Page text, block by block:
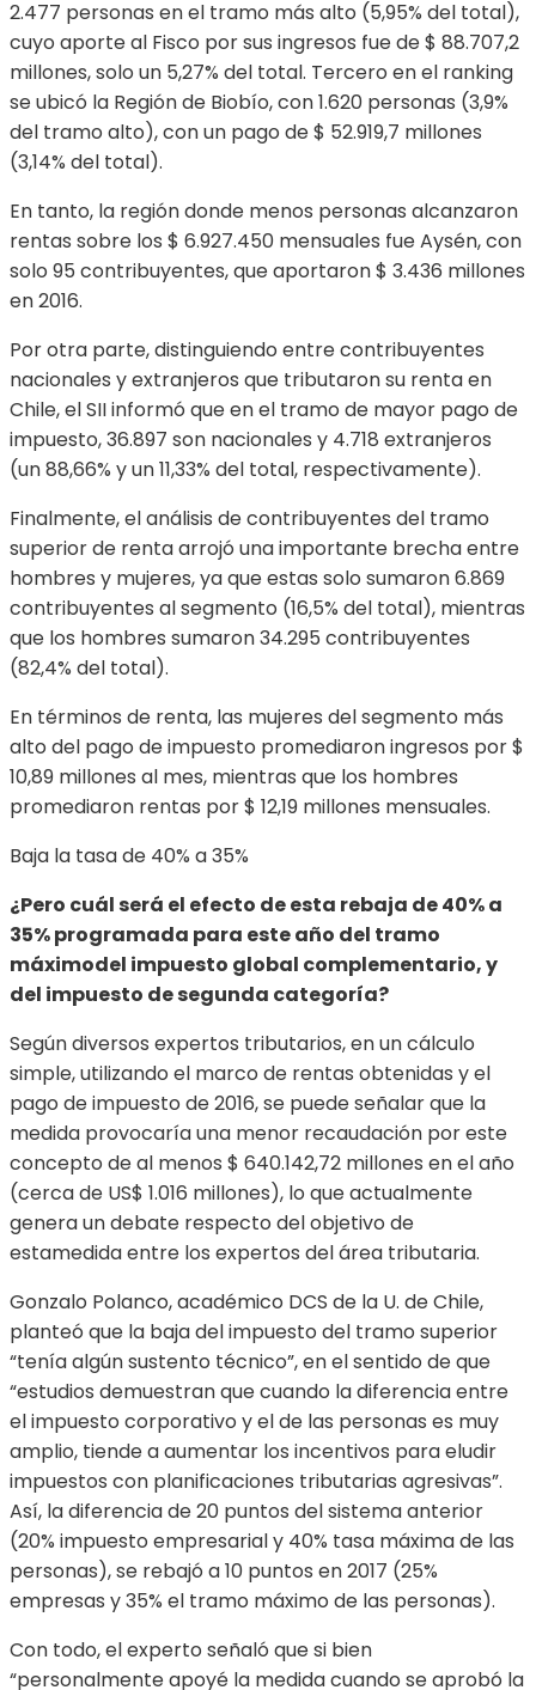
2.477 personas en el tramo más alto (5,95% del total),
cuyo aporte al Fisco por sus ingresos fue de $ 88.707,2
millones, solo un 5,27% del total. Tercero en el ranking
se ubicó la Región de Biobío, con 1.620 personas (3,9%
del tramo alto), con un pago de $ 52.919,7 millones
(3,14% del total).
En tanto, la región donde menos personas alcanzaron
rentas sobre los $ 6.927.450 mensuales fue Aysén, con
solo 95 contribuyentes, que aportaron $ 3.436 millones
en 2016.
Por otra parte, distinguiendo entre contribuyentes
nacionales y extranjeros que tributaron su renta en
Chile, el SII informó que en el tramo de mayor pago de
impuesto, 36.897 son nacionales y 4.718 extranjeros
(un 88,66% y un 11,33% del total, respectivamente).
Finalmente, el análisis de contribuyentes del tramo
superior de renta arrojó una importante brecha entre
hombres y mujeres, ya que estas solo sumaron 6.869
contribuyentes al segmento (16,5% del total), mientras
que los hombres sumaron 34.295 contribuyentes
(82,4% del total).
En términos de renta, las mujeres del segmento más
alto del pago de impuesto promediaron ingresos por $
10,89 millones al mes, mientras que los hombres
promediaron rentas por $ 12,19 millones mensuales.
Baja la tasa de 40% a 35%
¿Pero cuál será el efecto de esta rebaja de 40% a
35% programada para este año del tramo
máximodel impuesto global complementario, y
del impuesto de segunda categoría?
Según diversos expertos tributarios, en un cálculo
simple, utilizando el marco de rentas obtenidas y el
pago de impuesto de 2016, se puede señalar que la
medida provocaría una menor recaudación por este
concepto de al menos $ 640.142,72 millones en el año
(cerca de US$ 1.016 millones), lo que actualmente
genera un debate respecto del objetivo de
estamedida entre los expertos del área tributaria.
Gonzalo Polanco, académico DCS de la U. de Chile,
planteó que la baja del impuesto del tramo superior
“tenía algún sustento técnico”, en el sentido de que
“estudios demuestran que cuando la diferencia entre
el impuesto corporativo y el de las personas es muy
amplio, tiende a aumentar los incentivos para eludir
impuestos con planificaciones tributarias agresivas”.
Así, la diferencia de 20 puntos del sistema anterior
(20% impuesto empresarial y 40% tasa máxima de las
personas), se rebajó a 10 puntos en 2017 (25%
empresas y 35% el tramo máximo de las personas).
Con todo, el experto señaló que si bien
“personalmente apoyé la medida cuando se aprobó la